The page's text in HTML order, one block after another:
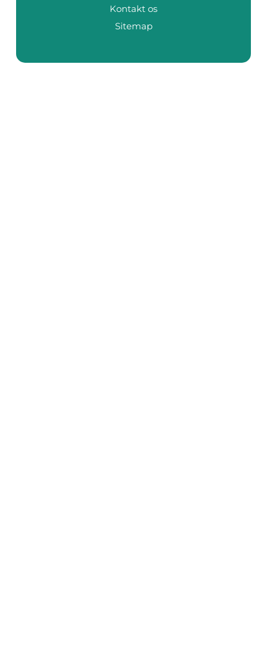
Kontakt os
Sitemap